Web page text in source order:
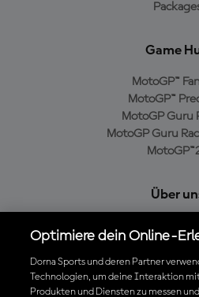
Game
MotoGP™
MotoGP™
MotoGP Guru
MotoGP Guru
Über
Cookie-
Optimiere dein Online-
Dorna Sports und deren Partner
Technologien, um deine Interaktion
Produkten und Diensten zu messen